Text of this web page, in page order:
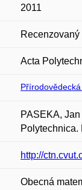
2011
Acta
PASEKA,
Polytechnica.
http://
Obecná